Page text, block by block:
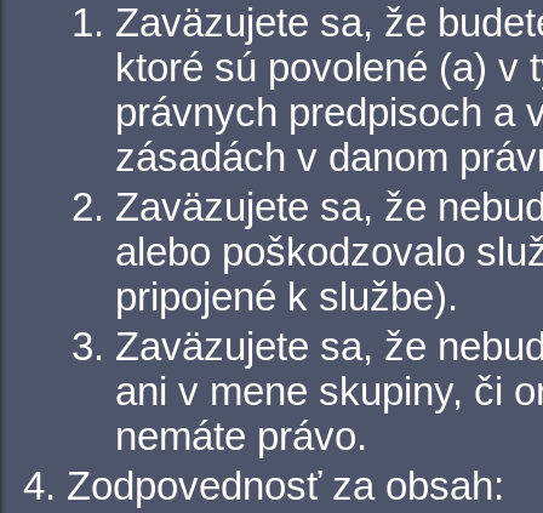
Zaväzujete sa, že
ktoré sú povolené (a) v
právnych predpisoch a
zásadách v danom
Zaväzujete sa, že
alebo poškodzovalo
pripojené k službe).
Zaväzujete sa, že
ani v mene skupiny, či
nemáte právo.
Zodpovednosť za obsah: